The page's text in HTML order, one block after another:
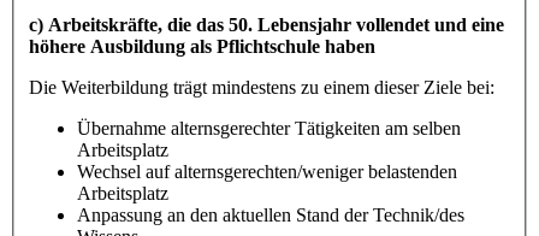
c) Arbeitskräfte, die das 50. Lebensjahr vollendet und eine
höhere Ausbildung als Pflichtschule haben
Die Weiterbildung trägt mindestens zu einem dieser Ziele bei:
Übernahme alternsgerechter Tätigkeiten am selben
Arbeitsplatz
Wechsel auf alternsgerechten/weniger belastenden
Arbeitsplatz
Anpassung an den aktuellen Stand der Technik/des